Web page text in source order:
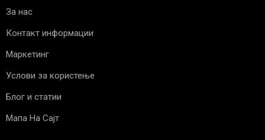
За нас
Контакт информации
Маркетинг
Услови за користење
Блог и статии
Мапа На Сајт